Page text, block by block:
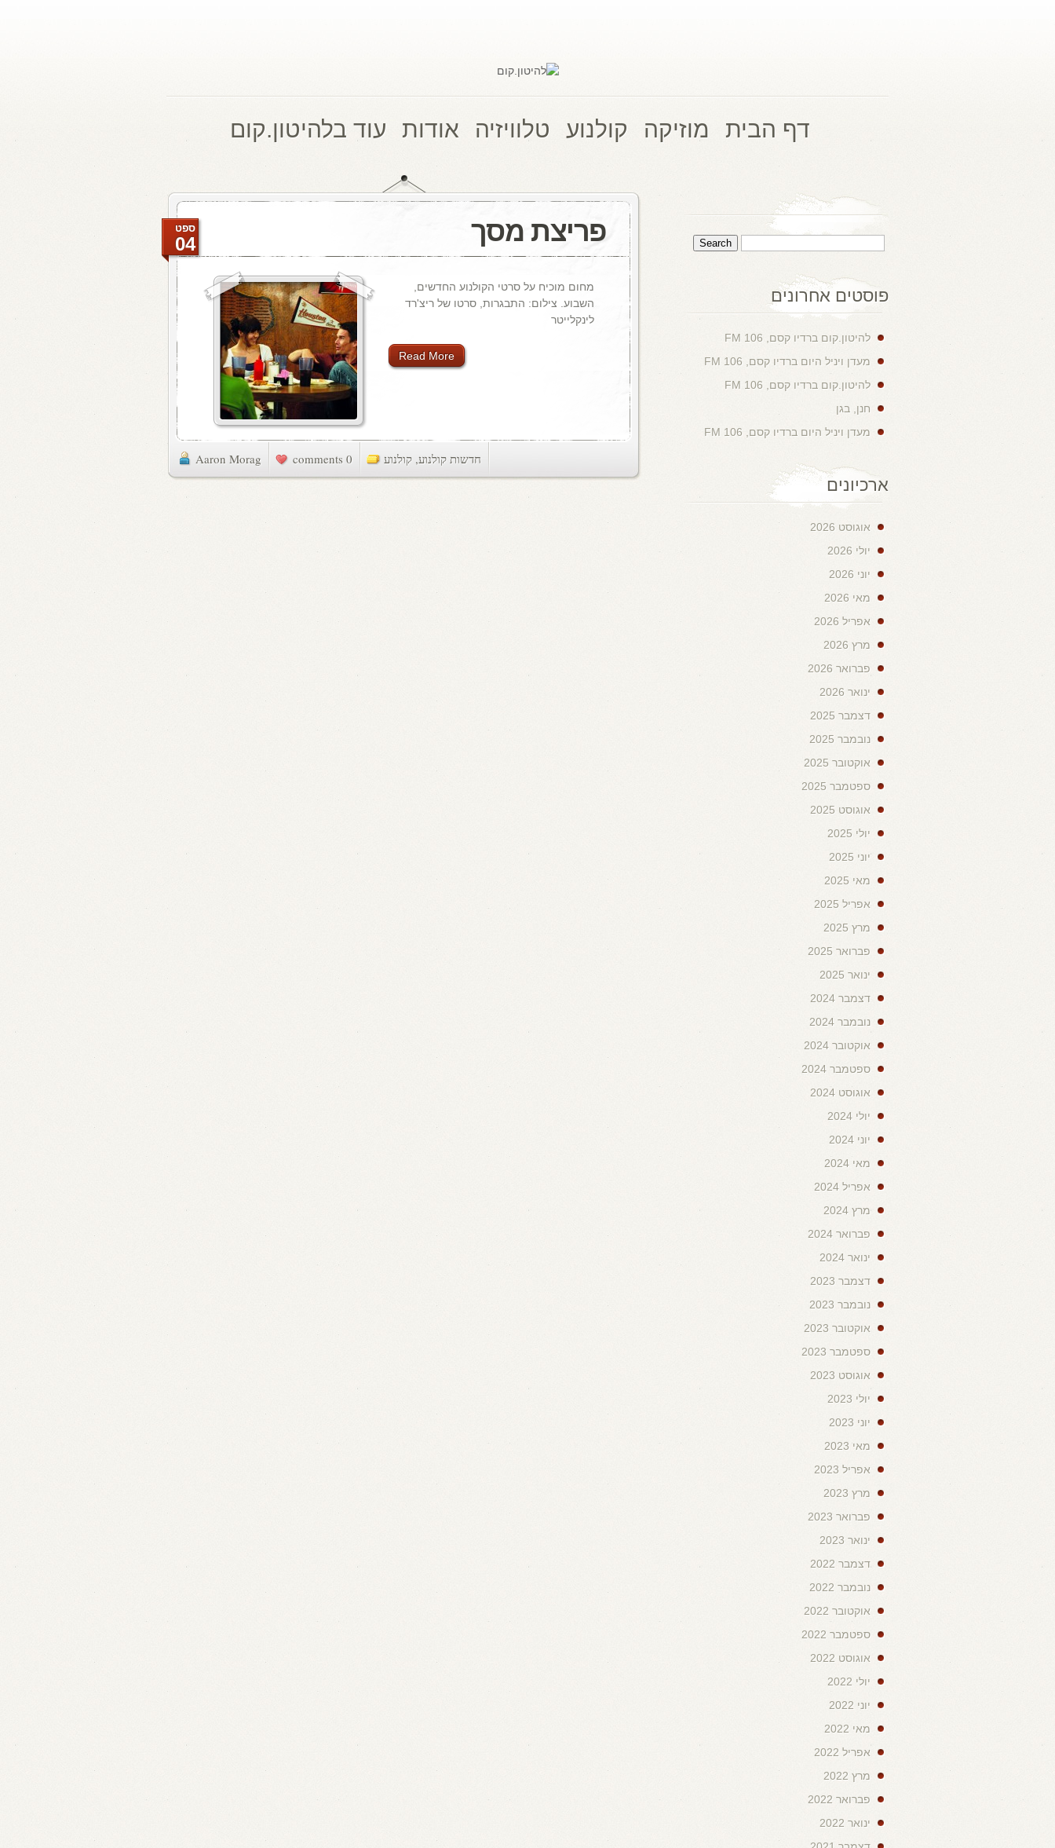
דף הבית מוזיקה קולנוע טלוויזיה אודות עוד בלהיטון.קום
פריצת מסך ספט
04
מחום מוכיח על סרטי הקולנוע החדשים,
השבוע. צילום: התבגרות, סרטו של ריצ'רד
לינקלייטר
Read More
Aaron Morag 0 comments חדשות קולנוע, קולנוע
פוסטים אחרונים
להיטון.קום ברדיו קסם, 106 FM
מעדן ויניל היום ברדיו קסם, 106 FM
להיטון.קום ברדיו קסם, 106 FM
חנן, בגן
מעדן ויניל היום ברדיו קסם, 106 FM
ארכיונים
אוגוסט 2026
יולי 2026
יוני 2026
מאי 2026
אפריל 2026
מרץ 2026
פברואר 2026
ינואר 2026
דצמבר 2025
נובמבר 2025
אוקטובר 2025
ספטמבר 2025
אוגוסט 2025
יולי 2025
יוני 2025
מאי 2025
אפריל 2025
מרץ 2025
פברואר 2025
ינואר 2025
דצמבר 2024
נובמבר 2024
אוקטובר 2024
ספטמבר 2024
אוגוסט 2024
יולי 2024
יוני 2024
מאי 2024
אפריל 2024
מרץ 2024
פברואר 2024
ינואר 2024
דצמבר 2023
נובמבר 2023
אוקטובר 2023
ספטמבר 2023
אוגוסט 2023
יולי 2023
יוני 2023
מאי 2023
אפריל 2023
מרץ 2023
פברואר 2023
ינואר 2023
דצמבר 2022
נובמבר 2022
אוקטובר 2022
ספטמבר 2022
אוגוסט 2022
יולי 2022
יוני 2022
מאי 2022
אפריל 2022
מרץ 2022
פברואר 2022
ינואר 2022